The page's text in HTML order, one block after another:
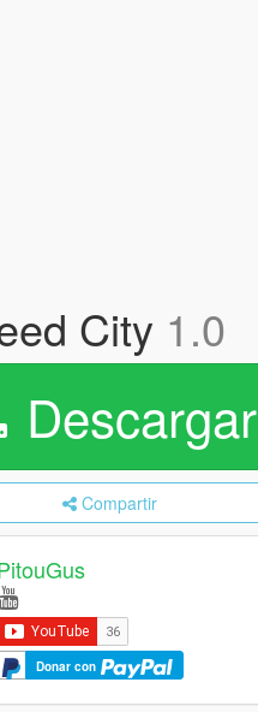
City 1.0
Descargar
Compartir
Donar con